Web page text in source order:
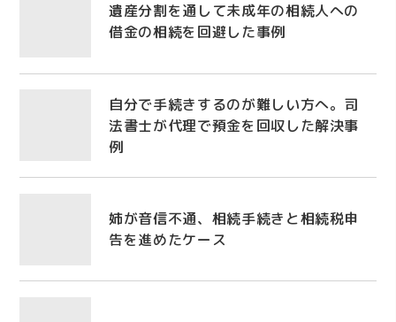
遺産分割を通して未成年の相続人への
借金の相続を回避した事例
自分で手続きするのが難しい方へ。司
法書士が代理で預金を回収した解決事
例
姉が音信不通、相続手続きと相続税申
告を進めたケース